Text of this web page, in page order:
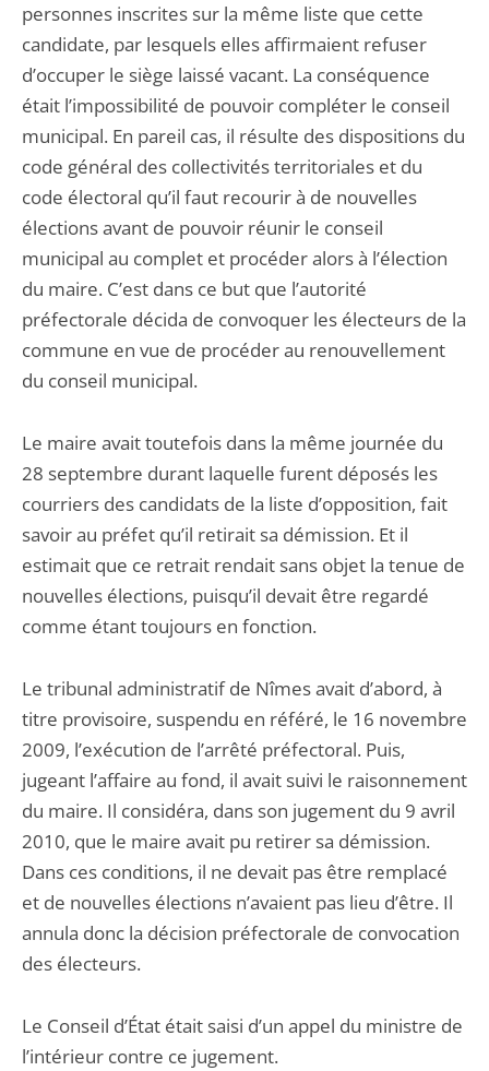
personnes inscrites sur la même liste que cette
candidate, par lesquels elles affirmaient refuser
d’occuper le siège laissé vacant. La conséquence
était l’impossibilité de pouvoir compléter le conseil
municipal. En pareil cas, il résulte des dispositions du
code général des collectivités territoriales et du
code électoral qu’il faut recourir à de nouvelles
élections avant de pouvoir réunir le conseil
municipal au complet et procéder alors à l’élection
du maire. C’est dans ce but que l’autorité
préfectorale décida de convoquer les électeurs de la
commune en vue de procéder au renouvellement
du conseil municipal.
Le maire avait toutefois dans la même journée du
28 septembre durant laquelle furent déposés les
courriers des candidats de la liste d’opposition, fait
savoir au préfet qu’il retirait sa démission. Et il
estimait que ce retrait rendait sans objet la tenue de
nouvelles élections, puisqu’il devait être regardé
comme étant toujours en fonction.
Le tribunal administratif de Nîmes avait d’abord, à
titre provisoire, suspendu en référé, le 16 novembre
2009, l’exécution de l’arrêté préfectoral. Puis,
jugeant l’affaire au fond, il avait suivi le raisonnement
du maire. Il considéra, dans son jugement du 9 avril
2010, que le maire avait pu retirer sa démission.
Dans ces conditions, il ne devait pas être remplacé
et de nouvelles élections n’avaient pas lieu d’être. Il
annula donc la décision préfectorale de convocation
des électeurs.
Le Conseil d’État était saisi d’un appel du ministre de
l’intérieur contre ce jugement.